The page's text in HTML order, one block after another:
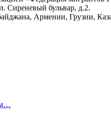
Сиреневый бульвар, д.2.
Армении, Грузии,